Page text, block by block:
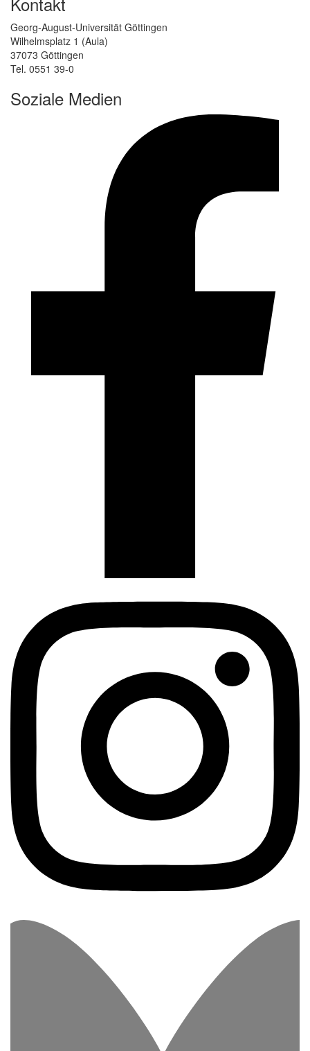
Georg-August-Universität Göttingen
Wilhelmsplatz 1 (Aula)
37073 Göttingen
Tel. 0551 39-0
Soziale Medien